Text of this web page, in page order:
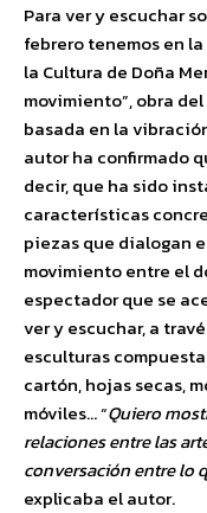
Para ver y escuchar
febrero tenemos en
la Cultura de Doña
movimiento”, obra
basada en la
autor ha confirmado
decir, que ha sido
características
piezas que dialogan
movimiento entre el
espectador que se
ver y escuchar, a
esculturas
cartón, hojas secas,
móviles… “Quiero
relaciones entre las
conversación entre lo
explicaba el autor.